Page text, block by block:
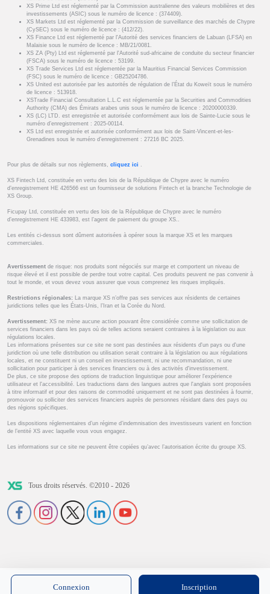
XS Prime Ltd est réglementé par la Commission australienne des valeurs mobilières et des
investissements (ASIC) sous le numéro de licence : (374409).
XS Markets Ltd est réglementé par la Commission de surveillance des marchés de Chypre
(CySEC) sous le numéro de licence : (412/22).
XS Finance Ltd est réglementé par l'Autorité des services financiers de Labuan (LFSA) en
Malaisie sous le numéro de licence : MB/21/0081.
XS ZA (Pty) Ltd est réglementé par l'Autorité sud-africaine de conduite du secteur financier
(FSCA) sous le numéro de licence : 53199.
XS Trade Services Ltd est réglementée par la Mauritius Financial Services Commission
(FSC) sous le numéro de licence : GB25204786.
XS United est autorisée par les autorités de régulation de l’État du Koweït sous le numéro
de licence : 513918.
XSTrade Financial Consultation L.L.C est réglementée par la Securities and Commodities
Authority (CMA) des Émirats arabes unis sous le numéro de licence : 20200000339.
XS (LC) LTD. est enregistrée et autorisée conformément aux lois de Sainte-Lucie sous le
numéro d’enregistrement : 2025-00114.
XS Ltd est enregistrée et autorisée conformément aux lois de Saint-Vincent-et-les-
Grenadines sous le numéro d’enregistrement : 27216 BC 2025.
Pour plus de détails sur nos règlements, cliquez ici .
XS Fintech Ltd, constituée en vertu des lois de la République de Chypre avec le numéro
d’enregistrement HE 426566 est un fournisseur de solutions Fintech et la branche Technologie de
XS Group.
Ficupay Ltd, constituée en vertu des lois de la République de Chypre avec le numéro
d’enregistrement HE 433983, est l’agent de paiement du groupe XS..
Les entités ci-dessus sont dûment autorisées à opérer sous la marque XS et les marques
commerciales.
Avertissement de risque: nos produits sont négociés sur marge et comportent un niveau de
risque élevé et il est possible de perdre tout votre capital. Ces produits peuvent ne pas convenir à
tout le monde, et vous devez vous assurer que vous comprenez les risques impliqués.
Restrictions régionales: La marque XS n’offre pas ses services aux résidents de certaines
juridictions telles que les États-Unis, l’Iran et la Corée du Nord.
Avertissement: XS ne mène aucune action pouvant être considérée comme une sollicitation de
services financiers dans les pays où de telles actions seraient contraires à la législation ou aux
régulations locales.
Les informations présentes sur ce site ne sont pas destinées aux résidents d'un pays ou d'une
juridiction où une telle distribution ou utilisation serait contraire à la législation ou aux régulations
locales, et ne constituent ni un conseil en investissement, ni une recommandation, ni une
sollicitation pour participer à des services financiers ou à des activités d'investissement.
De plus, ce site propose des options de traduction linguistique pour améliorer l'expérience
utilisateur et l'accessibilité. Les traductions dans des langues autres que l'anglais sont proposées
à titre informatif et pour des raisons de commodité uniquement et ne sont pas destinées à fournir,
promouvoir ou solliciter des services financiers auprès de personnes résidant dans des pays ou
des régions spécifiques.
Les dispositions réglementaires d’un régime d’indemnisation des investisseurs varient en fonction
de l’entité XS avec laquelle vous vous engagez.
Les informations sur ce site ne peuvent être copiées qu’avec l’autorisation écrite du groupe XS.
Tous droits réservés. ©2010 - 2026
Connexion Inscription